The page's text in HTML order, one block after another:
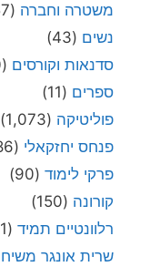
משטרה וחברה (57)
נשים (43)
סדנאות וקורסים (10)
ספרים (11)
פוליטיקה (1,073)
פנחס יחזקאלי (1,986)
פרקי לימוד (90)
קורונה (150)
רלוונטיים תמיד (4,091)
שרית אונגר משיח